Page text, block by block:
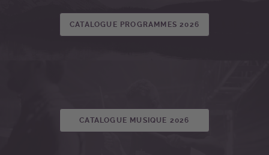
CATALOGUE PROGRAMMES 2026
CATALOGUE MUSIQUE 2026